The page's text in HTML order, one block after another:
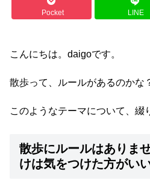
Pocket LINE
こんにちは。daigoです。
散歩って、ルールがあるのかな
このようなテーマについて、綴
散歩にルールはありま
けは気をつけた方がい